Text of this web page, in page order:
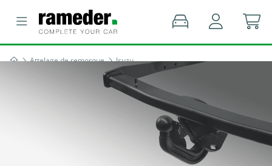
Attelage de remorque Isuzu